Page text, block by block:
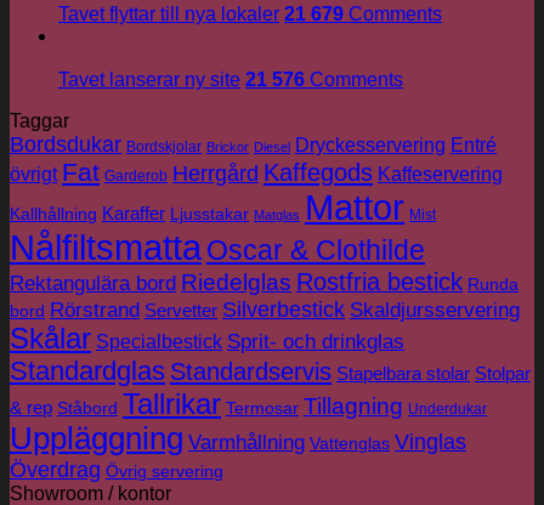
Tavet flyttar till nya lokaler 21 679 Comments
Tavet lanserar ny site 21 576 Comments
Taggar
Bordsdukar Bordskjolar Brickor Diesel Dryckesservering Entré
övrigt Fat Garderob Herrgård Kaffegods Kaffeservering
Kallhållning Karaffer Ljusstakar Matglas Mattor Mist
Nålfiltsmatta Oscar & Clothilde
Rektangulära bord Riedelglas Rostfria bestick Runda
bord Rörstrand Servetter Silverbestick Skaldjursservering
Skålar Specialbestick Sprit- och drinkglas
Standardglas Standardservis Stapelbara stolar Stolpar
& rep Ståbord Tallrikar Termosar Tillagning Underdukar
Uppläggning Varmhållning Vattenglas Vinglas
Överdrag Övrig servering
Showroom / kontor